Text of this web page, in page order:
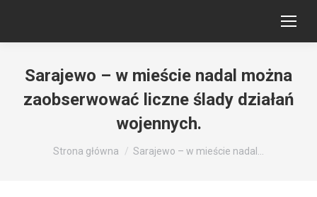
Sarajewo – w mieście nadal można
zaobserwować liczne ślady działań
wojennych.
Jesteś tutaj:
Strona główna Sarajewo – w mieście nadal…